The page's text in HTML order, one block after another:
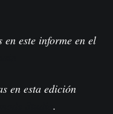
este informe en el
en esta edición
.